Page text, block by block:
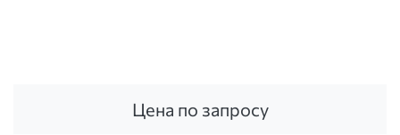
Цена по запросу